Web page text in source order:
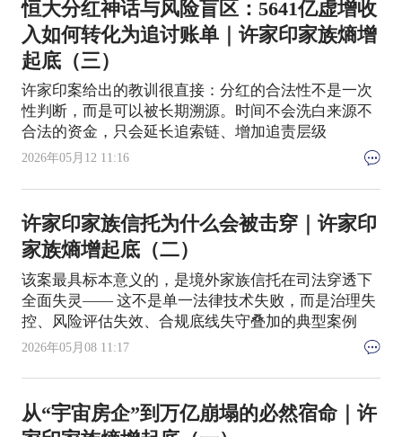
恒大分红神话与风险盲区：5641亿虚增收
入如何转化为追讨账单｜许家印家族熵增
起底（三）
许家印案给出的教训很直接：分红的合法性不是一次
性判断，而是可以被长期溯源。时间不会洗白来源不
合法的资金，只会延长追索链、增加追责层级
2026年05月12 11:16
许家印家族信托为什么会被击穿｜许家印
家族熵增起底（二）
该案最具标本意义的，是境外家族信托在司法穿透下
全面失灵—— 这不是单一法律技术失败，而是治理失
控、风险评估失效、合规底线失守叠加的典型案例
2026年05月08 11:17
从“宇宙房企”到万亿崩塌的必然宿命｜许